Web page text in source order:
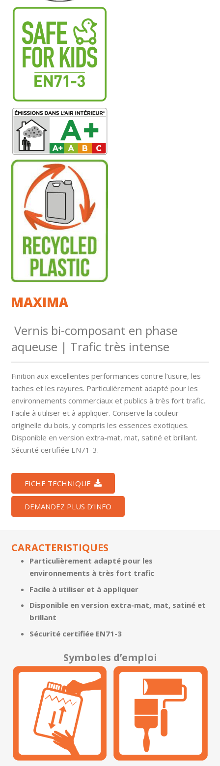
MAXIMA
Vernis bi-composant en phase
aqueuse | Trafic très intense
Finition aux excellentes performances contre l’usure, les
taches et les rayures. Particulièrement adapté pour les
environnements commerciaux et publics à très fort trafic.
Facile à utiliser et à appliquer. Conserve la couleur
originelle du bois, y compris les essences exotiques.
Disponible en version extra-mat, mat, satiné et brillant.
Sécurité certifiée EN71-3.
FICHE TECHNIQUE
DEMANDEZ PLUS D’INFO
CARACTERISTIQUES
Particulièrement adapté pour les
environnements à très fort trafic
Facile à utiliser et à appliquer
Disponible en version extra-mat, mat, satiné et
brillant
Sécurité certifiée EN71-3
Symboles d’emploi